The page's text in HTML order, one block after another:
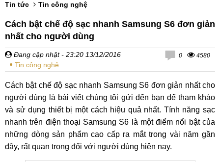
Tin tức Tin công nghệ
Cách bật chế độ sạc nhanh Samsung S6 đơn giản
nhất cho người dùng
Đang cập nhật - 23:20 13/12/2016
Tin công nghệ
0 4580
Cách bật chế độ sạc nhanh Samsung S6 đơn giản nhất cho
người dùng là bài viết chúng tôi gửi đến bạn để tham khảo
và sử dụng thiết bị một cách hiệu quả nhất. Tính năng sạc
nhanh trên điện thoại Samsung S6 là một điểm nổi bật của
những dòng sản phẩm cao cấp ra mắt trong vài năm gần
đây, rất quan trọng đối với người dùng hiện nay.